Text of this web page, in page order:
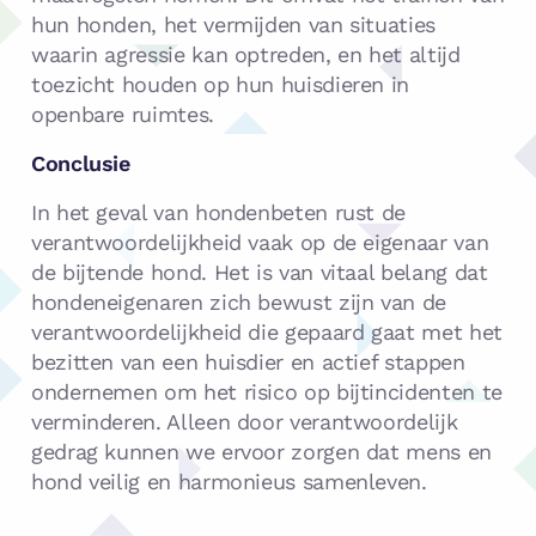
hun honden, het vermijden van situaties
waarin agressie kan optreden, en het altijd
toezicht houden op hun huisdieren in
openbare ruimtes.
Conclusie
In het geval van hondenbeten rust de
verantwoordelijkheid vaak op de eigenaar van
de bijtende hond. Het is van vitaal belang dat
hondeneigenaren zich bewust zijn van de
verantwoordelijkheid die gepaard gaat met het
bezitten van een huisdier en actief stappen
ondernemen om het risico op bijtincidenten te
verminderen. Alleen door verantwoordelijk
gedrag kunnen we ervoor zorgen dat mens en
hond veilig en harmonieus samenleven.